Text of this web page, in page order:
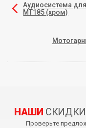
Аудиосистема
MT185 (хром)
НАШИ
Проверьте